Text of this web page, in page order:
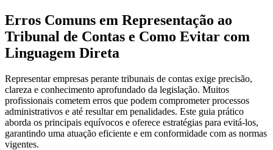
Erros Comuns em Representação ao
Tribunal de Contas e Como Evitar com
Linguagem Direta
Representar empresas perante tribunais de contas exige precisão,
clareza e conhecimento aprofundado da legislação. Muitos
profissionais cometem erros que podem comprometer processos
administrativos e até resultar em penalidades. Este guia prático
aborda os principais equívocos e oferece estratégias para evitá-los,
garantindo uma atuação eficiente e em conformidade com as normas
vigentes.